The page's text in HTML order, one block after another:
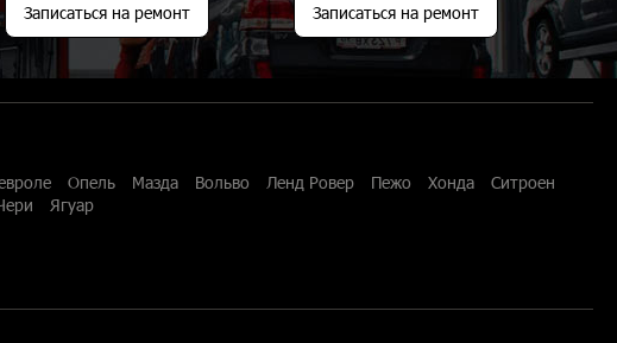
Записаться на ремонт Записаться на ремонт
Опель Мазда Вольво Ленд Ровер Пежо Хонда
Ситроен
Ягуар